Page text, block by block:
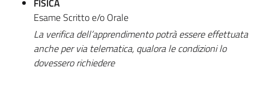
Esame Scritto e/o Orale
La verifica dell’apprendimento potrà essere effettuata
anche per via telematica, qualora le condizioni lo
dovessero richiedere